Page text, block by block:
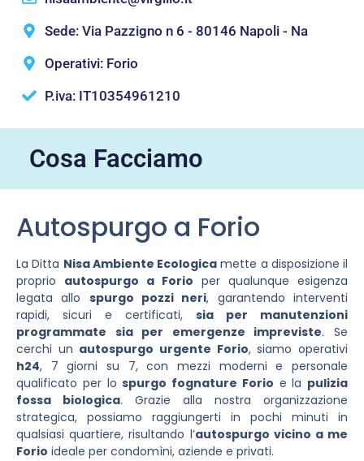
Sede: Via Pazzigno n 6 - 80146 Napoli - Na
Operativi: Forio
P.iva: IT10354961210
Cosa Facciamo
Autospurgo a Forio
La Ditta Nisa Ambiente Ecologica mette a disposizione il
proprio autospurgo a Forio per qualunque esigenza
legata allo spurgo pozzi neri, garantendo interventi
rapidi, sicuri e certificati, sia per manutenzioni
programmate sia per emergenze impreviste. Se
cerchi un autospurgo urgente Forio, siamo operativi
h24, 7 giorni su 7, con mezzi moderni e personale
qualificato per lospurgo fognature Forio e la pulizia
fossa biologica. Grazie alla nostra organizzazione
strategica, possiamo raggiungerti in pochi minuti in
qualsiasi quartiere, risultando l’autospurgo vicino a me
Forio ideale per condomìni, aziende e privati.